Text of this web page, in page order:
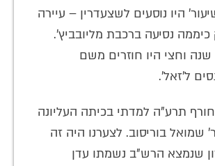
היו נוסעים לשצעדרין – עיירה
נסיעה ברכבת מליובביץ'.
וחצי היו חוזרים משם
ל'זאל'.
תרע"ה למדתי בכיתה העליונה
שמואל בוריסוב. לצערנו היה זה
שנמצא הרש"ב נשמתו עדן